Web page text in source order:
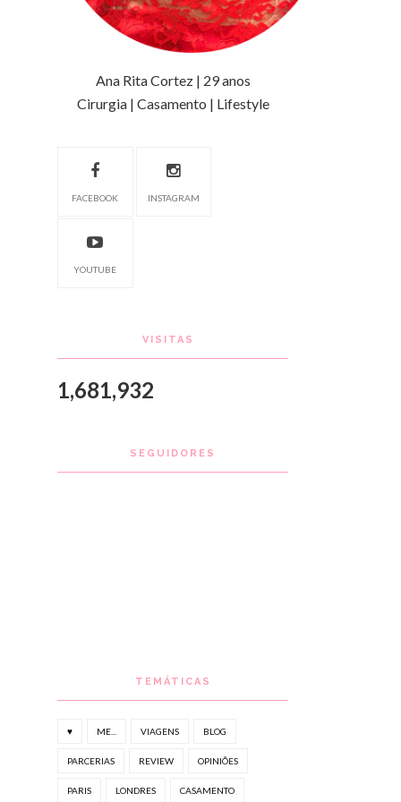
Ana Rita Cortez | 29 anos
Cirurgia | Casamento | Lifestyle
FACEBOOK INSTAGRAM
YOUTUBE
VISITAS
1,681,932
SEGUIDORES
TEMÁTICAS
♥ ME... VIAGENS BLOG
PARCERIAS REVIEW OPINIÕES
PARIS LONDRES CASAMENTO